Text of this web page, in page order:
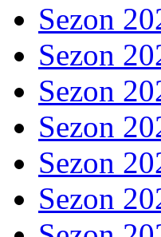
Sezon
Sezon
Sezon
Sezon
Sezon
Sezon